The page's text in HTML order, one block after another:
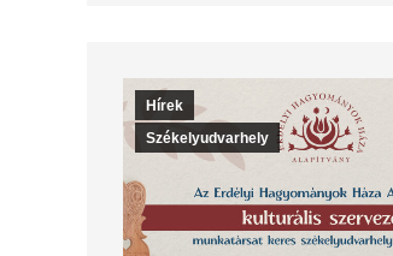
Hírek
Székelyudvarhely